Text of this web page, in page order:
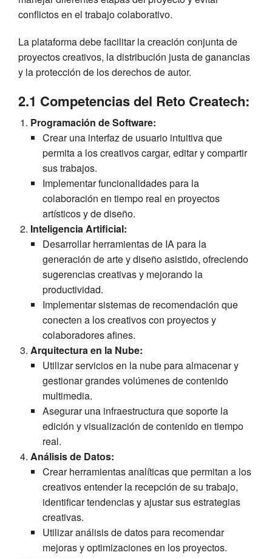
conflictos en el trabajo colaborativo.
La plataforma debe facilitar la creación conjunta de
proyectos creativos, la distribución justa de ganancias
y la protección de los derechos de autor.
2.1 Competencias del Reto Createch:
Programación de Software:
Crear una interfaz de usuario intuitiva que
permita a los creativos cargar, editar y compartir
sus trabajos.
Implementar funcionalidades para la
colaboración en tiempo real en proyectos
artísticos y de diseño.
Inteligencia Artificial:
Desarrollar herramientas de IA para la
generación de arte y diseño asistido, ofreciendo
sugerencias creativas y mejorando la
productividad.
Implementar sistemas de recomendación que
conecten a los creativos con proyectos y
colaboradores afines.
Arquitectura en la Nube:
Utilizar servicios en la nube para almacenar y
gestionar grandes volúmenes de contenido
multimedia.
Asegurar una infraestructura que soporte la
edición y visualización de contenido en tiempo
real.
Análisis de Datos:
Crear herramientas analíticas que permitan a los
creativos entender la recepción de su trabajo,
identificar tendencias y ajustar sus estrategias
creativas.
Utilizar análisis de datos para recomendar
mejoras y optimizaciones en los proyectos.